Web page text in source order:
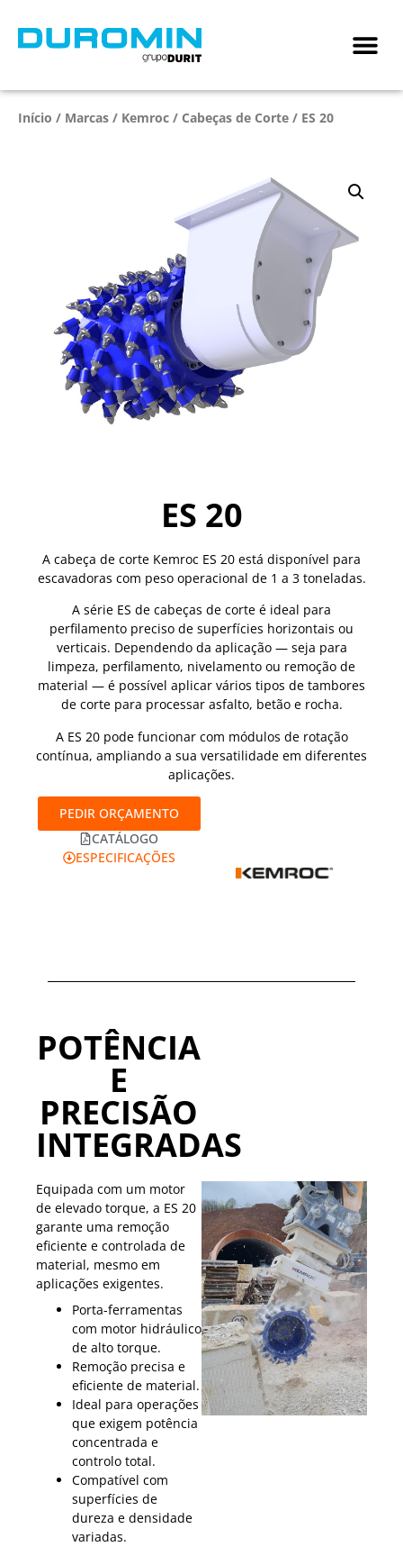
Início / Marcas / Kemroc / Cabeças de Corte / ES 20
ES 20
A cabeça de corte Kemroc ES 20 está disponível para
escavadoras com peso operacional de 1 a 3 toneladas.
A série ES de cabeças de corte é ideal para
perfilamento preciso de superfícies horizontais ou
verticais. Dependendo da aplicação — seja para
limpeza, perfilamento, nivelamento ou remoção de
material — é possível aplicar vários tipos de tambores
de corte para processar asfalto, betão e rocha.
A ES 20 pode funcionar com módulos de rotação
contínua, ampliando a sua versatilidade em diferentes
aplicações.
PEDIR ORÇAMENTO
CATÁLOGO
ESPECIFICAÇÕES
POTÊNCIA
E
PRECISÃO
INTEGRADAS
Equipada com um motor
de elevado torque, a ES 20
garante uma remoção
eficiente e controlada de
material, mesmo em
aplicações exigentes.
Porta-ferramentas
com motor hidráulico
de alto torque.
Remoção precisa e
eficiente de material.
Ideal para operações
que exigem potência
concentrada e
controlo total.
Compatível com
superfícies de
dureza e densidade
variadas.